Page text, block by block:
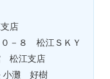
店
－８ 松江ＳＫＹ
松江支店
小灘 好樹